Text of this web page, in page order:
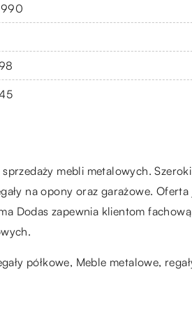
mebli metalowych.
na opony oraz garażowe.
Dodas zapewnia klientom
półkowe, Meble metalowe,